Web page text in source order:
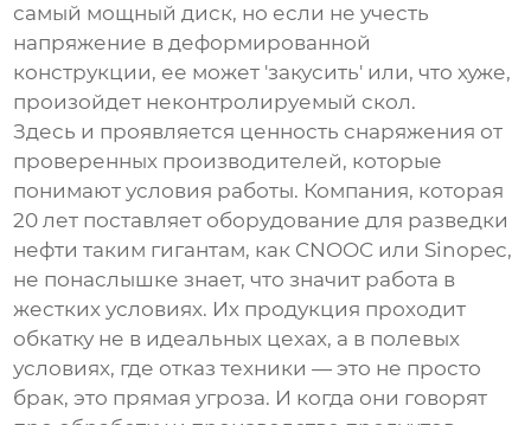
самый мощный диск, но если не учесть
напряжение в деформированной
конструкции, ее может 'закусить' или, что хуже,
произойдет неконтролируемый скол.
Здесь и проявляется ценность снаряжения от
проверенных производителей, которые
понимают условия работы. Компания, которая
20 лет поставляет оборудование для разведки
нефти таким гигантам, как CNOOC или Sinopec,
не понаслышке знает, что значит работа в
жестких условиях. Их продукция проходит
обкатку не в идеальных цехах, а в полевых
условиях, где отказ техники — это не просто
брак, это прямая угроза. И когда они говорят